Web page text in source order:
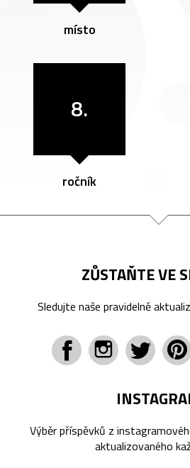
místo
8.
ročník
ZŮSTAŇTE VE
Sledujte naše pravidelně
Výběr příspěvků z
aktualizovaného